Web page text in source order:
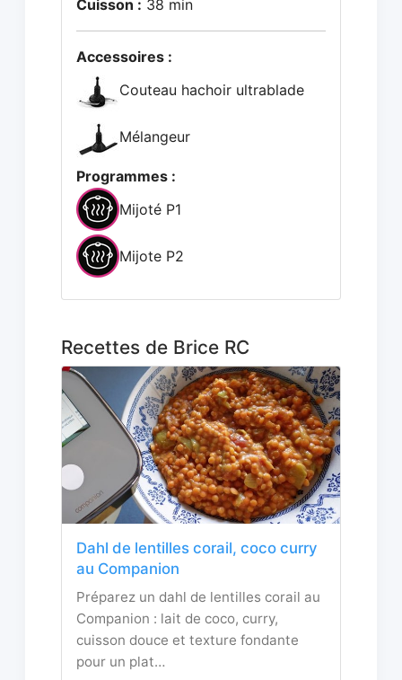
Cuisson : 38 min
Accessoires :
Couteau hachoir ultrablade
Mélangeur
Programmes :
Mijoté P1
Mijote P2
Recettes de Brice RC
Dahl de lentilles corail, coco curry
au Companion
Préparez un dahl de lentilles corail au
Companion : lait de coco, curry,
cuisson douce et texture fondante
pour un plat…